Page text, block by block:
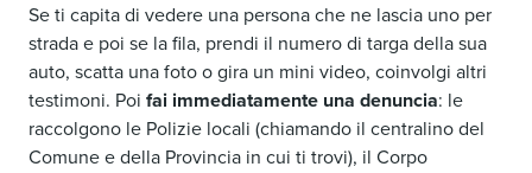
Se ti capita di vedere una persona che ne lascia uno per
strada e poi se la fila, prendi il numero di targa della sua
auto, scatta una foto o gira un mini video, coinvolgi altri
testimoni. Poi fai immediatamente una denuncia: le
raccolgono le Polizie locali (chiamando il centralino del
Comune e della Provincia in cui ti trovi), il Corpo